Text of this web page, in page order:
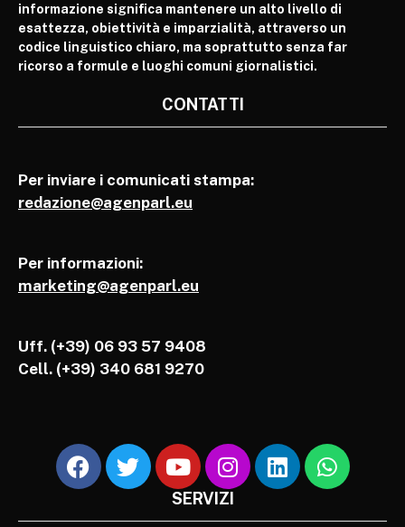
informazione significa mantenere un alto livello di
esattezza, obiettività e imparzialità, attraverso un
codice linguistico chiaro, ma soprattutto senza far
ricorso a formule e luoghi comuni giornalistici.
CONTATTI
Per inviare i comunicati stampa:
redazione@agenparl.eu
Per informazioni:
marketing@agenparl.eu
Uff. (+39) 06 93 57 9408
Cell. (+39) 340 681 9270
SERVIZI